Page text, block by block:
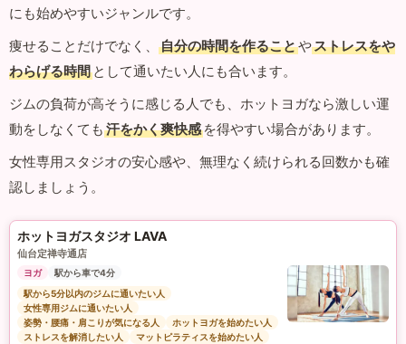
にも始めやすいジャンルです。
痩せることだけでなく、
自分の時間を作ることやストレスをや
わらげる時間 として通いたい人にも合います。
ジムの負荷が高そうに感じる人でも、ホットヨガなら激しい運
動をしなくても 汗をかく爽快感 を得やすい場合があります。
女性専用スタジオの安心感や、無理なく続けられる回数かも確
認しましょう。
ホットヨガスタジオ LAVA
仙台定禅寺通店
ヨガ
駅から車で4分
駅から5分以内のジムに通いたい人
女性専用ジムに通いたい人
姿勢・腰痛・肩こりが気になる人
ホットヨガを始めたい人
ストレスを解消したい人
マットピラティスを始めたい人